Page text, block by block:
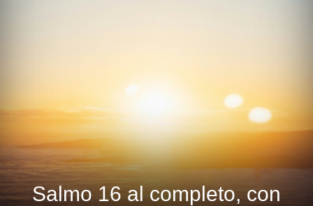
Salmo 16 al completo, con